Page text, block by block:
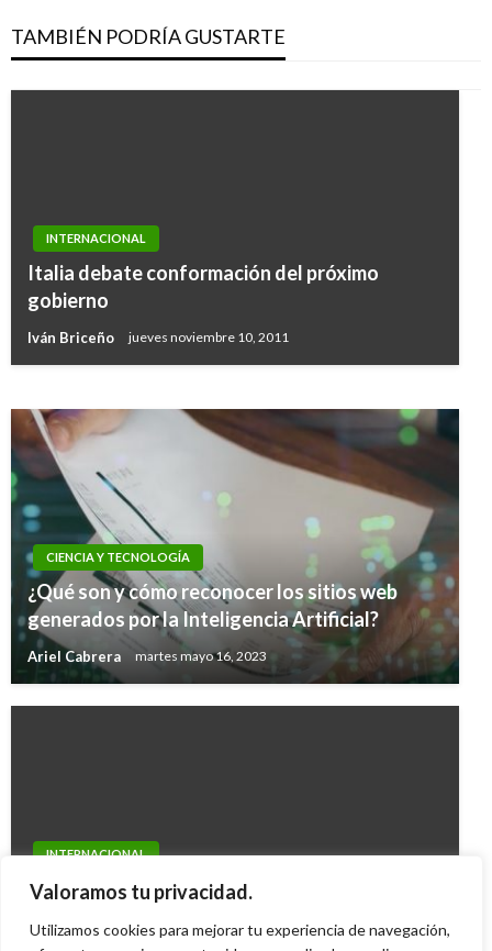
Valoramos tu privacidad.
Utilizamos cookies para mejorar tu experiencia de navegación,
TAMBIÉN PODRÍA GUSTARTE
INTERNACIONAL
Italia debate conformación del próximo
gobierno
Iván Briceño jueves noviembre 10, 2011
INTERNACIONAL
Corte española concede extradición a EE.UU.
de Hugo Carvajal, exjefe de inteligencia
CIENCIA Y TECNOLOGÍA
¿Qué son y cómo reconocer los sitios web
generados por la Inteligencia Artificial?
Ariel Cabrera martes mayo 16, 2023
INTERNACIONAL
Director porno español se niega a ser